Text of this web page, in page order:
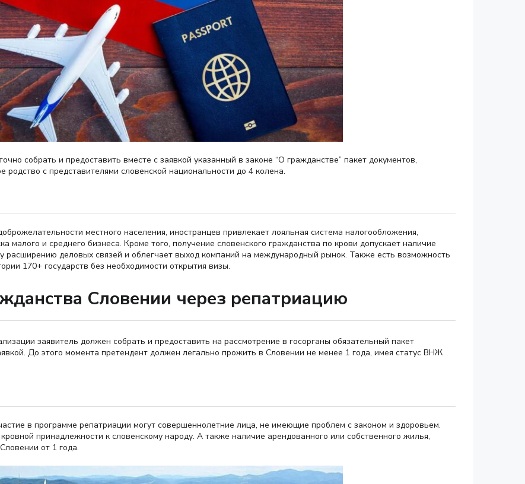
собрать и предоставить вместе с заявкой указанный в законе “О гражданстве” пакет документов,
с представителями словенской национальности до 4 колена.
местного населения, иностранцев привлекает лояльная система налогообложения,
малого и среднего бизнеса. Кроме того, получение словенского гражданства по крови допускает наличие
расширению деловых связей и облегчает выход компаний на международный рынок. Также есть возможность
170+ государств без необходимости открытия визы.
Словении через репатриацию
заявитель должен собрать и предоставить на рассмотрение в госорганы обязательный пакет
До этого момента претендент должен легально прожить в Словении не менее 1 года, имея статус ВНЖ
в программе репатриации могут совершеннолетние лица, не имеющие проблем с законом и здоровьем.
принадлежности к словенскому народу. А также наличие арендованного или собственного жилья,
от 1 года.